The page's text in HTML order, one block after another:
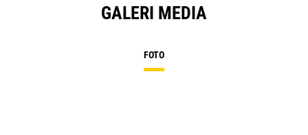
GALERI MEDIA
FOTO